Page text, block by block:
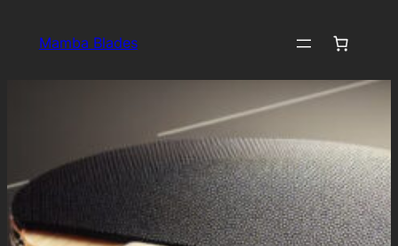
Mamba Blades